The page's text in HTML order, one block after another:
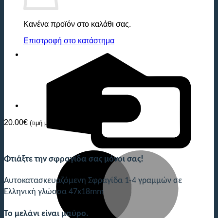
Κανένα προϊόν στο καλάθι σας.
Επιστροφή στο κατάστημα
20.00€ (τιμή με ΦΠΑ)
Φτιάξτε την σφραγίδα σας μόνοι σας!
Αυτοκατασκευαζόμενη Σφραγίδα 1-4 γραμμών σε
Ελληνική γλώσσα 47x18mm
Το μελάνι είναι μαύρο.